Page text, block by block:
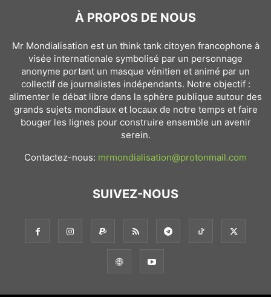
À PROPOS DE NOUS
Mr Mondialisation est un think tank citoyen francophone à
visée internationale symbolisé par un personnage
anonyme portant un masque vénitien et animé par un
collectif de journalistes indépendants. Notre objectif :
alimenter le débat libre dans la sphère publique autour des
grands sujets mondiaux et locaux de notre temps et faire
bouger les lignes pour construire ensemble un avenir
serein.
Contactez-nous: mrmondialisation@protonmail.com
SUIVEZ-NOUS